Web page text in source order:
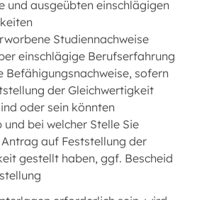
und ausgeübten einschlägigen
Studiennachweise
einschlägige Berufserfahrung
Befähigungsnachweise, sofern
der Gleichwertigkeit
oder sein könnten
und bei welcher Stelle Sie
auf Feststellung der
gestellt haben, ggf. Bescheid